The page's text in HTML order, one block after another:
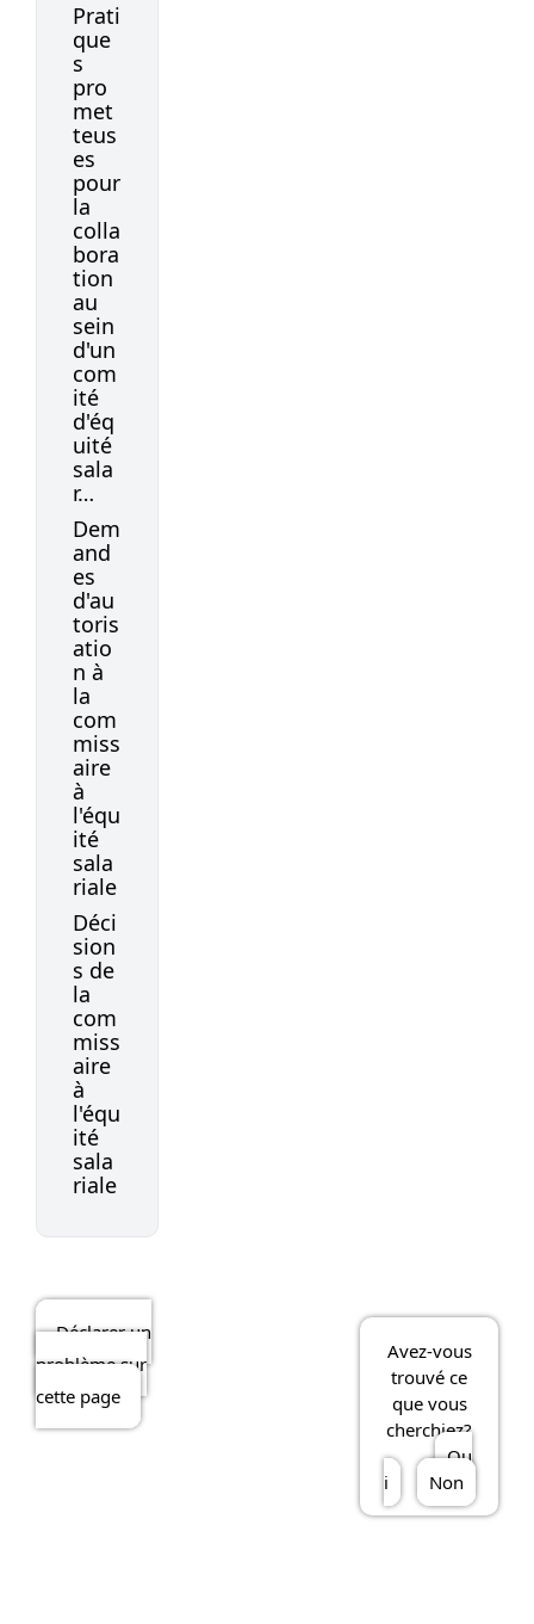
Prati
que
s
pro
met
teus
es
pour
la
colla
bora
tion
au
sein
d'un
com
ité
d'éq
uité
sala
r…
Dem
and
es
d'au
toris
atio
n à
la
com
miss
aire
à
l'équ
ité
sala
riale
Déci
sion
s de
la
com
miss
aire
à
l'équ
ité
sala
riale
Déclarer un
problème sur
cette page
Avez-vous
trouvé ce
que vous
cherchiez?
Ou
i
Non